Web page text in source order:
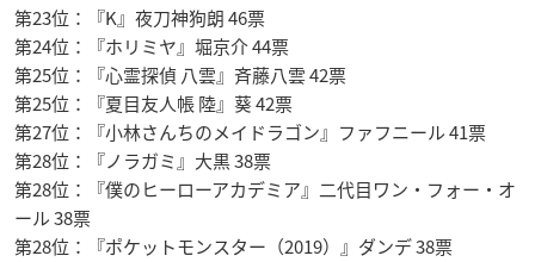
第23位：『K』夜刀神狗朗 46票
第24位：『ホリミヤ』堀京介 44票
第25位：『心霊探偵 八雲』斉藤八雲 42票
第25位：『夏目友人帳 陸』葵 42票
第27位：『小林さんちのメイドラゴン』ファフニール 41票
第28位：『ノラガミ』大黒 38票
第28位：『僕のヒーローアカデミア』二代目ワン・フォー・オ
ール 38票
第28位：『ポケットモンスター（2019）』ダンデ 38票